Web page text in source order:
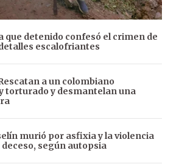
que detenido confesó el crimen de
escalofriantes
a un colombiano
torturado y desmantelan una
murió por asfixia y la violencia
según autopsia